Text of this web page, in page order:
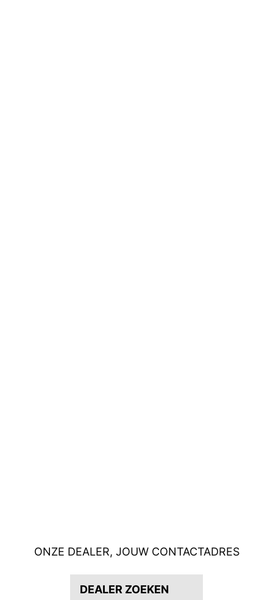
ONZE DEALER, JOUW CONTACTADRES
DEALER ZOEKEN